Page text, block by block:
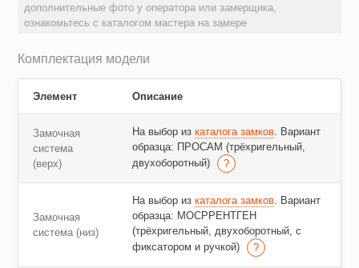
дополнительные фото у оператора или замерщика,
ознакомьтесь с каталогом мастера на замере
Комплектация модели
Элемент Описание
Замочная
система
(верх)
На выбор из каталога замков. Вариант
образца: ПРОСАМ (трёхригельный,
двухоборотный)
Замочная
система (низ)
На выбор из каталога замков. Вариант
образца: МОСРРЕНТГЕН
(трёхригельный, двухоборотный, с
фиксатором и ручкой)